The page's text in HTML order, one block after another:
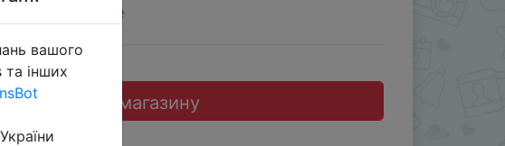
Sale
Перейти до магазину
вашого
та інших